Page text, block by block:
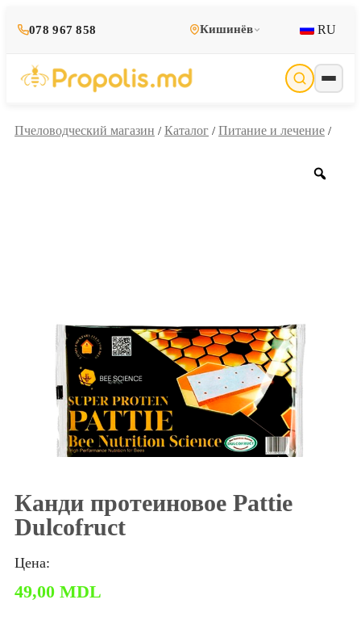
078 967 858 Кишинёв RU
Пчеловодческий магазин / Каталог / Питание и лечение /
Канди протеиновое Pattie
Dulcofruct
Цена:
49,00 MDL